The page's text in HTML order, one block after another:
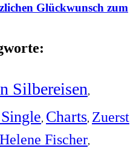
Glückwunsch zum
Silbereisen,
, Charts, Zuerst
Helene Fischer,